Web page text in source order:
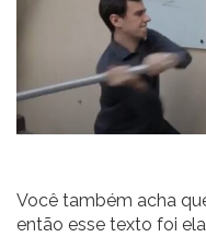
Você também acha
então esse texto foi